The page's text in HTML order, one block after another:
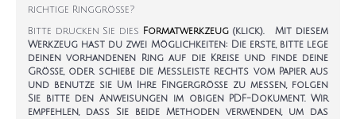
richtige Ringgröße?
Bitte drucken Sie dies Formatwerkzeug (klick). Mit diesem
Werkzeug hast du zwei Möglichkeiten: Die erste, bitte lege
deinen vorhandenen Ring auf die Kreise und finde deine
Größe, oder schiebe die Messleiste rechts vom Papier aus
und benutze sie Um Ihre Fingergröße zu messen, folgen
Sie bitte den Anweisungen im obigen PDF-Dokument. Wir
empfehlen, dass Sie beide Methoden verwenden, um das